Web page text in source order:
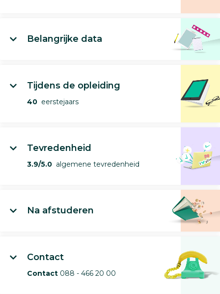
Belangrijke data
Tijdens de opleiding
40 eerstejaars
Tevredenheid
3.9/5.0 algemene tevredenheid
Na afstuderen
Contact
Contact 088 - 466 20 00